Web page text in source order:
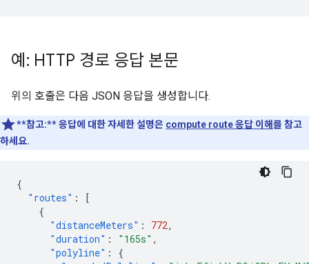
예: HTTP 경로 응답 본문
위의 호출은 다음 JSON 응답을 생성합니다.
**참고:**응답에 대한 자세한 설명은 compute route 응답 이해를 참고
하세요.
{
"routes" :
[
{
"distanceMeters" : 772,
"duration" : "165s" ,
"polyline" :
{